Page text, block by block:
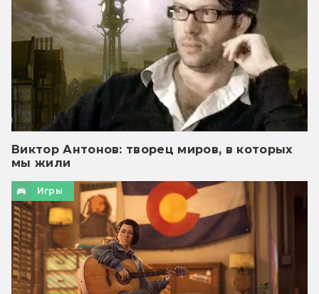
Виктор Антонов: творец миров, в которых
мы жили
Игры